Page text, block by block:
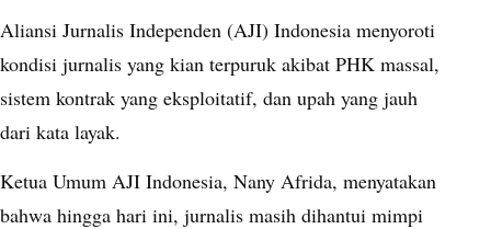
Aliansi Jurnalis Independen (AJI) Indonesia menyoroti
kondisi jurnalis yang kian terpuruk akibat PHK massal,
sistem kontrak yang eksploitatif, dan upah yang jauh
dari kata layak.
Ketua Umum AJI Indonesia, Nany Afrida, menyatakan
bahwa hingga hari ini, jurnalis masih dihantui mimpi